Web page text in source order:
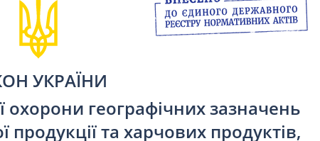
УКРАЇНИ
охорони географічних зазначень
продукції та харчових продуктів,